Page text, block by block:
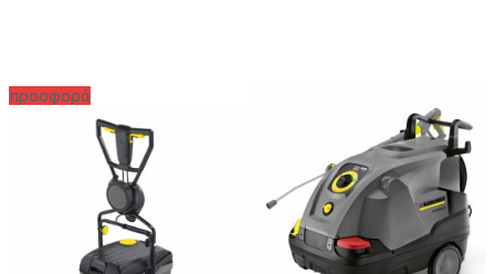
ΖΗΤΉΣΤΕ ΠΡΟΣΦΟΡΆ ΠΡΟΣΘΉΚΗ ΣΤΟ ΚΑΛΆΘΙ
προσφορά